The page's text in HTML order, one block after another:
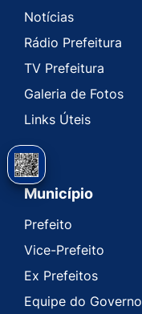
Notícias
Rádio Prefeitura
TV Prefeitura
Galeria de Fotos
Links Úteis
Município
Prefeito
Vice-Prefeito
Ex Prefeitos
Equipe do Governo